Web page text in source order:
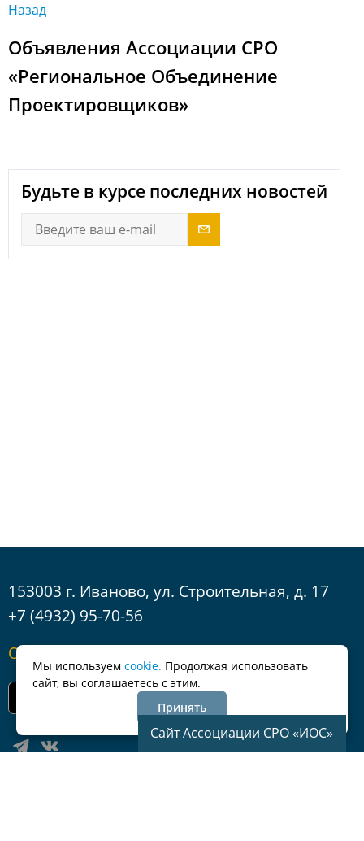
Назад
Объявления Ассоциации СРО
«Региональное Объединение
Проектировщиков»
Будьте в курсе последних новостей
153003 г. Иваново, ул. Строительная, д. 17
+7 (4932) 95-70-56
Обратная связь
Сайт Ассоциации СРО «ИОС»
Мы используем cookie. Продолжая использовать
сайт, вы соглашаетесь с этим.
Принять